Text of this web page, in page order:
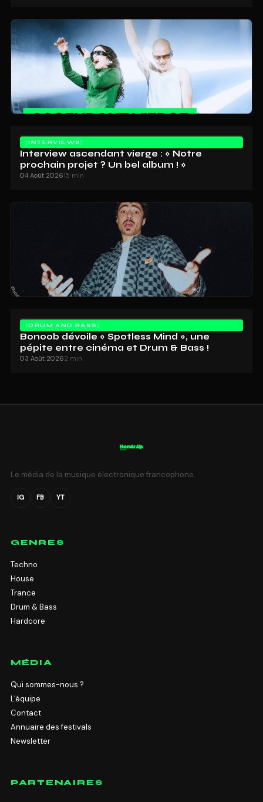
INTERVIEWS
Interview ascendant vierge : « Notre
prochain projet ? Un bel album ! »
04 Août 202615 min
DRUM AND BASS
Bonoob dévoile « Spotless Mind », une
pépite entre cinéma et Drum & Bass !
03 Août 20262 min
Le média de la musique électronique francophone.
IG FB YT
GENRES
Techno
House
Trance
Drum & Bass
Hardcore
MÉDIA
Qui sommes-nous ?
L'équipe
Contact
Annuaire des festivals
Newsletter
PARTENAIRES